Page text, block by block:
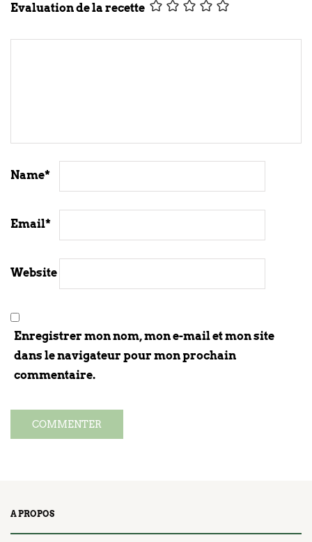
Evaluation de la recette
Name*
Email*
Website
Enregistrer mon nom, mon e-mail et mon site
dans le navigateur pour mon prochain
commentaire.
A PROPOS